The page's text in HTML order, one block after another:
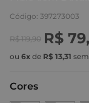
Código: 397273003
R$ 119,90 R$ 79,
ou 6x de R$ 13,31
Cores